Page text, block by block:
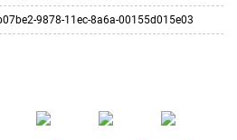
9878-11ec-8a6a-00155d015e03